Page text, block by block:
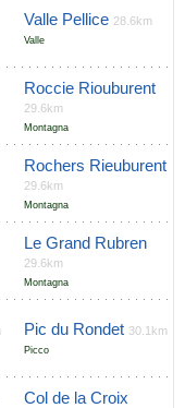
Valle Pellice 28.6km
Valle
Roccie Riouburent
29.6km
Montagna
Rochers Rieuburent
29.6km
Montagna
Le Grand Rubren
29.6km
Montagna
Pic du Rondet 30.1km
Picco
Col de la Croix